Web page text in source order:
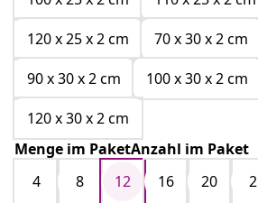
120 x 25 x 2 cm
70 x 30 x 2 cm
90 x 30 x 2 cm
100 x 30 x 2 cm
120 x 30 x 2 cm
Menge im PaketAnzahl im Paket
4
8 12 16 20 2